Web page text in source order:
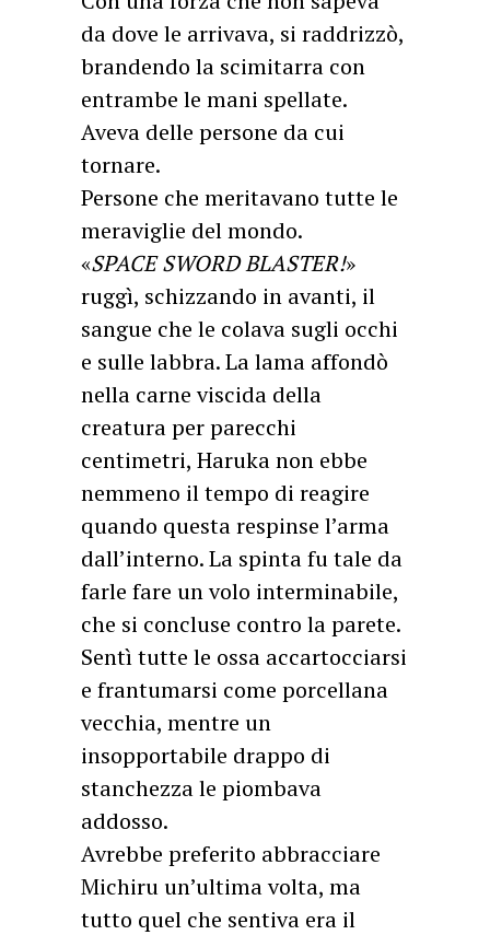
da dove le arrivava, si raddrizzò,
brandendo la scimitarra con
entrambe le mani spellate.
Aveva delle persone da cui
tornare.
Persone che meritavano tutte le
meraviglie del mondo.
«SPACE SWORD BLASTER!»
ruggì, schizzando in avanti, il
sangue che le colava sugli occhi
e sulle labbra. La lama affondò
nella carne viscida della
creatura per parecchi
centimetri, Haruka non ebbe
nemmeno il tempo di reagire
quando questa respinse l’arma
dall’interno. La spinta fu tale da
farle fare un volo interminabile,
che si concluse contro la parete.
Sentì tutte le ossa accartocciarsi
e frantumarsi come porcellana
vecchia, mentre un
insopportabile drappo di
stanchezza le piombava
addosso.
Avrebbe preferito abbracciare
Michiru un’ultima volta, ma
tutto quel che sentiva era il